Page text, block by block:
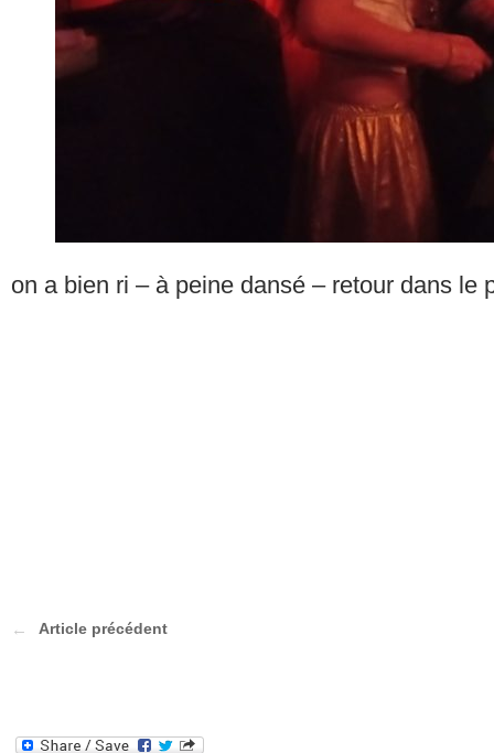
on a bien ri – à peine dansé – retour dans le
Article précédent